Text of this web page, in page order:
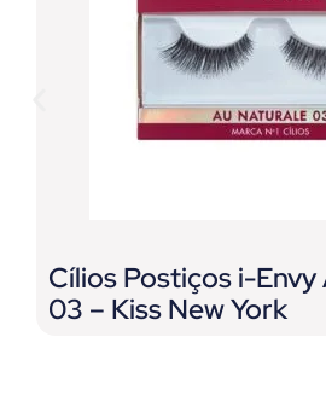
Cílios Postiços i-
03 – Kiss New York